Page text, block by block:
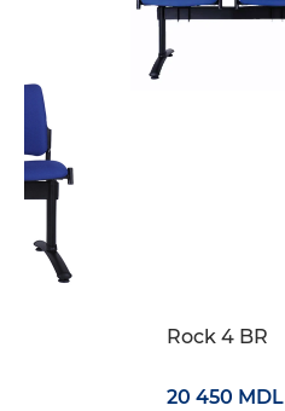
Rock 4 BR
20 450 MDL